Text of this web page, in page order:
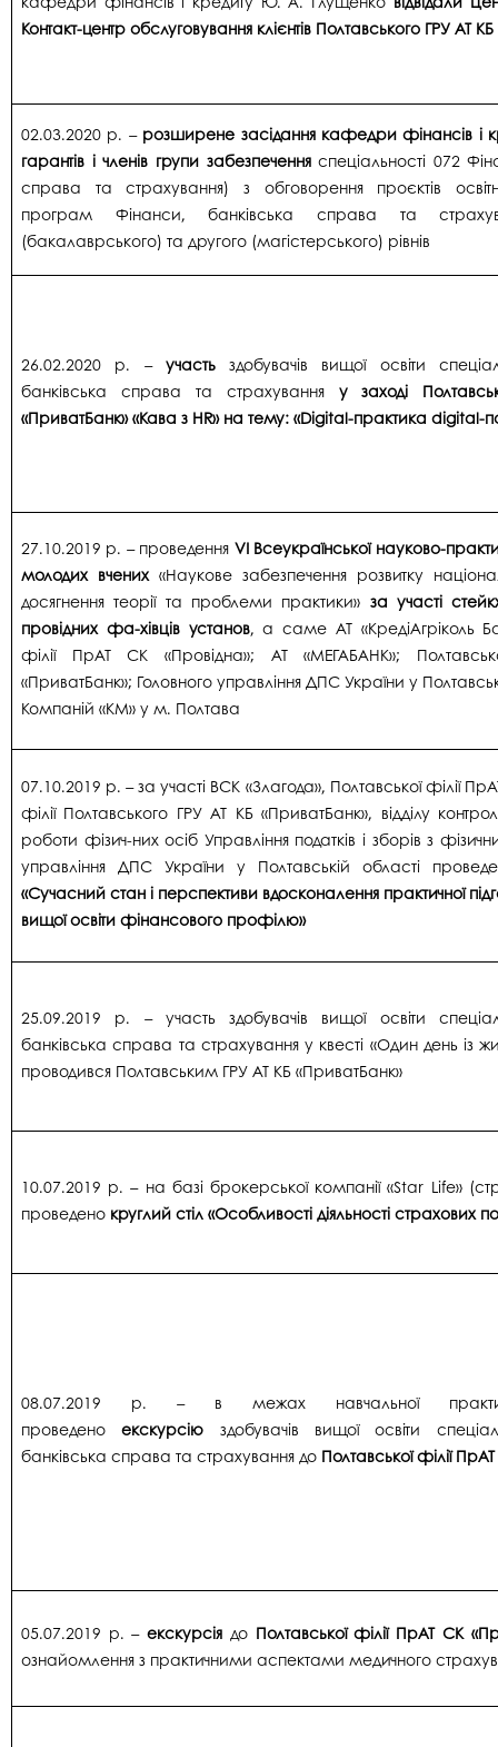
Контакт-центр обслуговування клієнтів Полтавського ГРУ АТ
02.03.2020 р. – розширене засідання кафедри фінансів і
гарантів і членів групи забезпеченняспеціальності 072
справа та страхування) з обговорення проєктів
програм Фінанси, банківська справа та
(бакалаврського) та другого (магістерського) рівнів
26.02.2020 р. – участьздобувачів вищої освіти
банківська справа та страхування у заході
«ПриватБанк» «Кава з HR» на тему: «Digital-практика digital-
27.10.2019 р. – проведення VІ Всеукраїнської науково-
молодих вчених «Наукове забезпечення розвитку
досягнення теорії та проблеми практики» за участі
провідних фа-хівців установ, а саме АТ «КредіАгріколь
філії ПрАТ СК «Провідна»; АТ «МЕГАБАНК»;
«ПриватБанк»; Головного управління ДПС України у
Компаній «КМ» у м. Полтава
07.10.2019 р. – за участі ВСК «Злагода», Полтавської філії
філії Полтавського ГРУ АТ КБ «ПриватБанк», відділу
роботи фізич-них осіб Управління податків і зборів з
управління ДПС України у Полтавській області
«Сучасний стан і перспективи вдосконалення практичної
вищої освіти фінансового профілю»
25.09.2019 р. – участь здобувачів вищої освіти
банківська справа та страхування у квесті «Один день із
проводився Полтавським ГРУ АТ КБ «ПриватБанк»
10.07.2019 р. – на базі брокерської компанії «Star Life»
проведено круглий стіл «Особливості діяльності страхових
08.07.2019 р. – в межах навчальної
проведеноекскурсію здобувачів вищої освіти
банківська справа та страхування до Полтавської філії
05.07.2019 р. –екскурсія до Полтавської філії ПрАТ СК
ознайомлення з практичними аспектами медичного